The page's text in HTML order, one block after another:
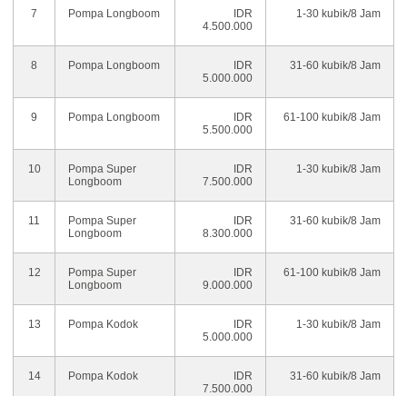
7 Pompa Longboom
IDR
4.500.000
1-30 kubik/8 Jam
8 Pompa Longboom
IDR
5.000.000
31-60 kubik/8 Jam
9 Pompa Longboom
IDR
5.500.000
61-100 kubik/8 Jam
10
Pompa Super
Longboom
IDR
7.500.000
1-30 kubik/8 Jam
11
Pompa Super
Longboom
IDR
8.300.000
31-60 kubik/8 Jam
12
Pompa Super
Longboom
IDR
9.000.000
61-100 kubik/8 Jam
13 Pompa Kodok
IDR
5.000.000
1-30 kubik/8 Jam
14 Pompa Kodok
IDR
7.500.000
31-60 kubik/8 Jam